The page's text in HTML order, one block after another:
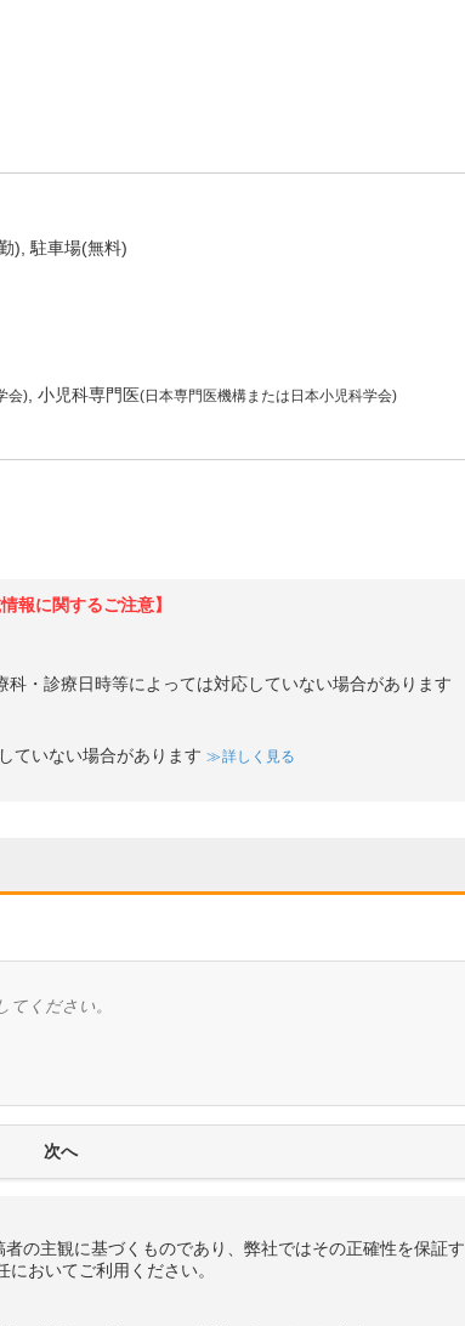
) 駐車場(無料)
会) 小児科専門医(日本専門医機構または日本小児科学会)
情報に関するご注意】
科・診療日時等によっては対応していない場合があります
ていない場合があります 詳しく見る
の主観に基づくものであり、弊社ではその正確性を保証す
おいてご利用ください。